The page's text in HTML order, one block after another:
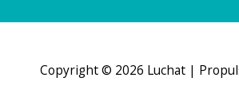
Copyright © 2026 Luchat |